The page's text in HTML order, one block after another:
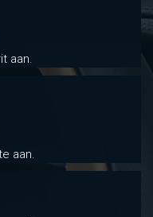
aan.
aan.